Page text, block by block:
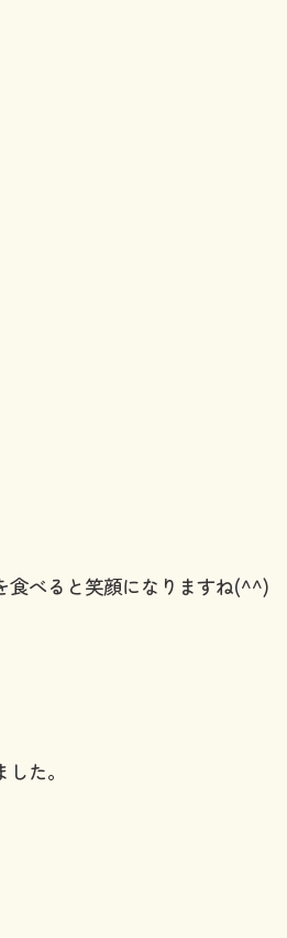
食べると笑顔になりますね(^^)
た。